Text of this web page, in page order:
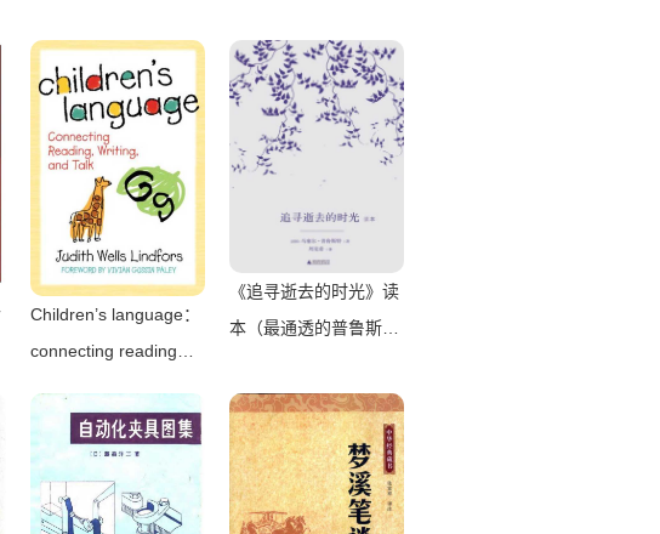
版社 2017）
Children’s language：
connecting reading，
talk（Judith Wells
Lindfors）（Teachers
College Press 2008）
《追寻逝去的时光》读
本（最通透的普鲁斯特
卷本，一字不易；附赠
《普罗斯特纸上展
览》）（【法】马塞尔
•普鲁斯特，周克希